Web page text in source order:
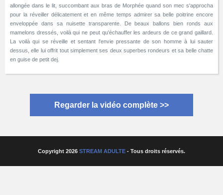
allongée dans le lit, succombant aux bras de Morphée quand son mec s'approcha
pour la réveiller délicatement et en même temps admirer sa belle poitrine encore
enveloppée dans sa nuisette transparente. De beaux ballons bien ronds aux
mamelons dressés, voilà qui ne peut qu'échauffer les ardeurs de ce grand gaillard.
La voilà qui se réveille et sentant l'envie pressante de son homme à lui sauter
dessus, elle lui offrit tout simplement ses deux superbes rondeurs et sa belle chatte
en guise de petit dej.
Regarder la vidéo complète >>
Copyright 2026 STREAM ADULTE - Tous droits réservés.